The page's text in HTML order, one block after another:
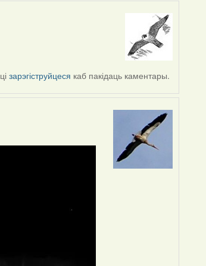
цізарэгіструйцеся каб пакідаць каментары.